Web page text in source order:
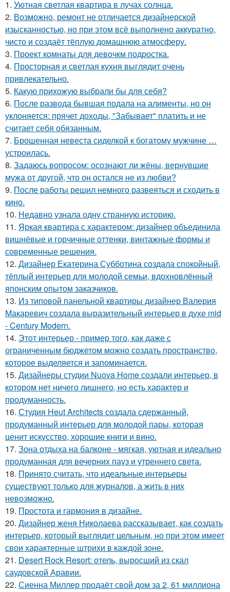
1. Уютная светлая квартира в лучах солнца.
2. Возможно, ремонт не отличается дизайнерской
изысканностью, но при этом всё выполнено аккуратно,
чисто и создаёт тёплую домашнюю атмосферу.
3. Проект комнаты для девочкм подростка.
4. Просторная и светлая кухня выглядит очень
привлекательно.
5. Какую прихожую выбрали бы для себя?
6. После развода бывшая подала на алименты, но он
уклоняется: прячет доходы, "Забывает" платить и не
считает себя обязанным.
7. Брошенная невеста сиделкой к богатому мужчине …
устроилась.
8. Задаюсь вопросом: осознают ли жёны, вернувшие
мужа от другой, что он остался не из любви?
9. После работы решил немного развеяться и сходить в
кино.
10. Недавно узнала одну странную историю.
11. Яркая квартира с характером: дизайнер объединила
вишнёвые и горчичные оттенки, винтажные формы и
современные решения.
12. Дизайнер Екатерина Субботина создала спокойный,
тёплый интерьер для молодой семьи, вдохновлённый
японским опытом заказчиков.
13. Из типовой панельной квартиры дизайнер Валерия
Макаревич создала выразительный интерьер в духе mid
- Century Modern.
14. Этот интерьер - пример того, как даже с
ограниченным бюджетом можно создать пространство,
которое выделяется и запоминается.
15. Дизайнеры студии Nuova Home создали интерьер, в
котором нет ничего лишнего, но есть характер и
продуманность.
16. Студия Heut Architects создала сдержанный,
продуманный интерьер для молодой пары, которая
ценит искусство, хорошие книги и вино.
17. Зона отдыха на балконе - мягкая, уютная и идеально
продуманная для вечерних пауз и утреннего света.
18. Принято считать, что идеальные интерьеры
существуют только для журналов, а жить в них
невозможно.
19. Простота и гармония в дизайне.
20. Дизайнер женя Николаева рассказывает, как создать
интерьер, который выглядит цельным, но при этом имеет
свои характерные штрихи в каждой зоне.
21. Desert Rock Resort: отель, выросший из скал
саудовской Аравии.
22. Сиенна Миллер продаёт свой дом за 2, 61 миллиона